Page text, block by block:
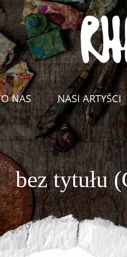
O NAS NASI ARTYŚCI
bez tytułu